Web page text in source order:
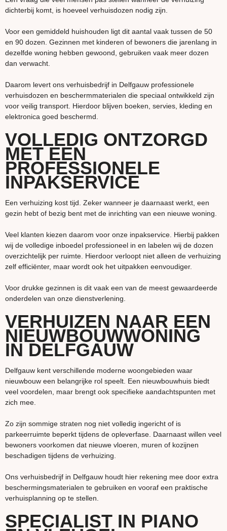
dichterbij komt, is hoeveel verhuisdozen nodig zijn.
Voor een gemiddeld huishouden ligt dit aantal vaak tussen de 50
en 90 dozen. Gezinnen met kinderen of bewoners die jarenlang in
dezelfde woning hebben gewoond, gebruiken vaak meer dozen
dan verwacht.
Daarom levert ons verhuisbedrijf in Delfgauw professionele
verhuisdozen en beschermmaterialen die speciaal ontwikkeld zijn
voor veilig transport. Hierdoor blijven boeken, servies, kleding en
elektronica goed beschermd.
VOLLEDIG ONTZORGD
MET EEN
PROFESSIONELE
INPAKSERVICE
Een verhuizing kost tijd. Zeker wanneer je daarnaast werkt, een
gezin hebt of bezig bent met de inrichting van een nieuwe woning.
Veel klanten kiezen daarom voor onze inpakservice. Hierbij pakken
wij de volledige inboedel professioneel in en labelen wij de dozen
overzichtelijk per ruimte. Hierdoor verloopt niet alleen de verhuizing
zelf efficiënter, maar wordt ook het uitpakken eenvoudiger.
Voor drukke gezinnen is dit vaak een van de meest gewaardeerde
onderdelen van onze dienstverlening.
VERHUIZEN NAAR EEN
NIEUWBOUWWONING
IN DELFGAUW
Delfgauw kent verschillende moderne woongebieden waar
nieuwbouw een belangrijke rol speelt. Een nieuwbouwhuis biedt
veel voordelen, maar brengt ook specifieke aandachtspunten met
zich mee.
Zo zijn sommige straten nog niet volledig ingericht of is
parkeerruimte beperkt tijdens de opleverfase. Daarnaast willen veel
bewoners voorkomen dat nieuwe vloeren, muren of kozijnen
beschadigen tijdens de verhuizing.
Ons verhuisbedrijf in Delfgauw houdt hier rekening mee door extra
beschermingsmaterialen te gebruiken en vooraf een praktische
verhuisplanning op te stellen.
SPECIALIST IN PIANO